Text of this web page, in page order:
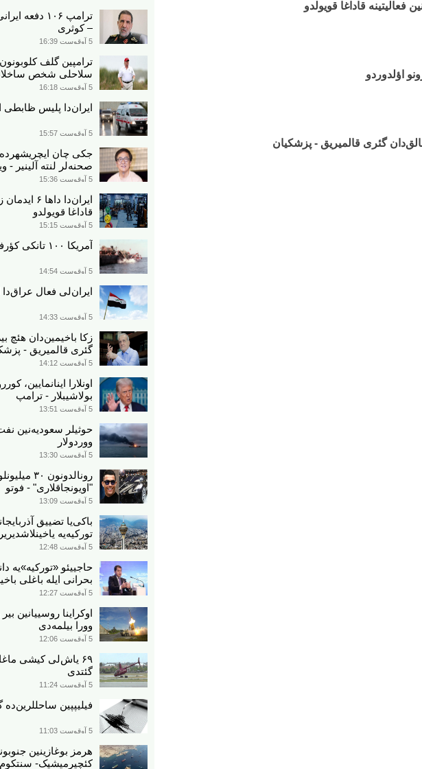
اؤلدوردو
گئری قالمیریق - پزشکیان
ترامپ ۱۰۶
– کوثری
5 آوقوست 16:39
ترامپین گلف کلوبونون
سلاحلی شخص
5 آوقوست 16:18
ایران‌دا پلیس ظابطی
5 آوقوست 15:57
جکی چان
صحنه‌لر لنته آلینیر -
5 آوقوست 15:36
ایران‌دا داها
قاداغا قویولدو
5 آوقوست 15:15
آمریکا ۱۰۰ تانکی کؤرفزده باتیردی
5 آوقوست 14:54
ایران‌لی فعال عراق‌دا
5 آوقوست 14:33
زکا باخیمین‌دان هئچ
گئری قالمیریق -
5 آوقوست 14:12
اونلارا اینانمایین،
بولاشیبلار - ترامپ
5 آوقوست 13:51
حوثیلر سعودیه‌نین
ووردولار
5 آوقوست 13:30
رونالدونون ۳۰
"اویونجاقلاری" - فوتو
5 آوقوست 13:09
باکی‌یا تضییق
تورکیه‌یه
5 آوقوست 12:48
حاجییئو «تورکیه»یه
بحرانی ایله باغلی
5 آوقوست 12:27
اوکراینا روسییانین
وورا بیلمه‌دی
5 آوقوست 12:06
۶۹ یاش‌لی کیشی
گئتدی
5 آوقوست 11:24
فیلیپپین ساحللرین‌ده
5 آوقوست 11:03
کئچیرمیشیک- سنتکوم